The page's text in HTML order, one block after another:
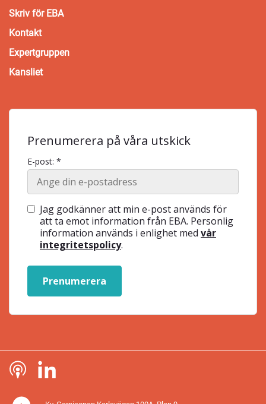
Skriv för EBA
Kontakt
Expertgruppen
Kansliet
Prenumerera på våra utskick
E-post: *
Jag godkänner att min e-post används för
att ta emot information från EBA. Personlig
information används i enlighet med vår
integritetspolicy.
Prenumerera